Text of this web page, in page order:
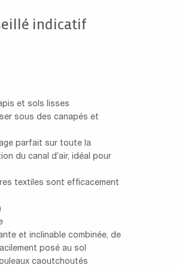
indicatif
et sols lisses
sous des canapés et
parfait sur toute la
du canal d’air, idéal pour
textiles sont efficacement
et inclinable combinée, de
posé au sol
caoutchoutés